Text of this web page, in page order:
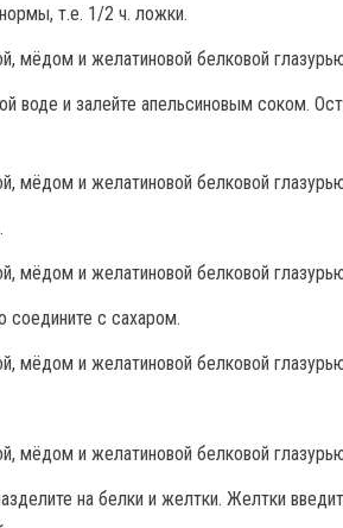
т.е. 1/2 ч. ложки.
воде и залейте апельсиновым соком.
соедините с сахаром.
на белки и желтки. Желтки